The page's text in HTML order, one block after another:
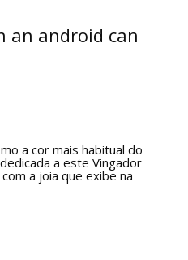
an android can
a cor mais habitual do
a este Vingador
a joia que exibe na